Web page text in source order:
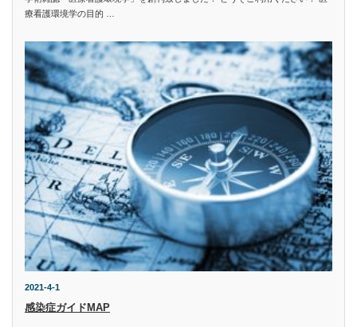
療看護環境学の目的 …
2021-4-1
感染症ガイドMAP